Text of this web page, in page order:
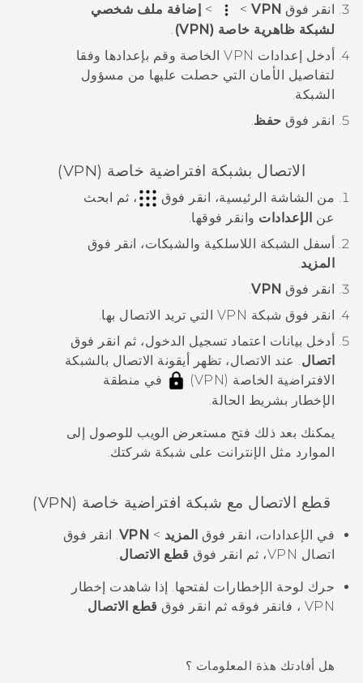
انقر فوق VPN
>
> إضافة ملف شخصي
لشبكة ظاهرية خاصة (VPN)
.
أدخل إعدادات VPN الخاصة وقم بإعدادها وفقا
لتفاصيل الأمان التي حصلت عليها من مسؤول
الشبكة.
انقر فوق حفظ.
الاتصال بشبكة افتراضية خاصة (VPN)
من الشاشة الرئيسية، انقر فوق
، ثم ابحث
عن الإعدادات وانقر فوقها.
أسفل الشبكة اللاسلكية والشبكات، انقر فوق
المزيد
انقر فوق VPN
انقر فوق شبكة VPN التي تريد الاتصال بها.
أدخل بيانات اعتماد تسجيل الدخول، ثم انقر فوق
اتصال
عند الاتصال، تظهر أيقونة الاتصال بالشبكة
الافتراضية الخاصة (VPN)
في منطقة
الإخطار بشريط الحالة.
يمكنك بعد ذلك فتح مستعرض الويب للوصول إلى
الموارد مثل الإنترانت على شبكة شركتك.
قطع الاتصال مع شبكة افتراضية خاصة (VPN)
في الإعدادات، انقر فوق المزيد >
VPN
. انقر فوق
اتصال VPN، ثم انقر فوق
قطع الاتصال.
حرك لوحة الإخطارات لفتحها. إذا شاهدت إخطار
VPN ، فانقر فوقه ثم انقر فوق
قطع الاتصال.
هل أفادتك هذة المعلومات ؟